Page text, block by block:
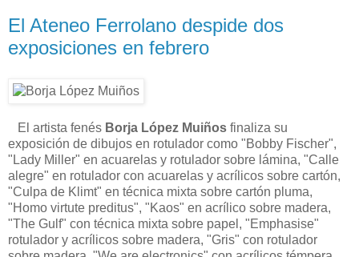
El Ateneo Ferrolano despide dos
exposiciones en febrero
El artista fenés Borja López Muiños finaliza su
exposición de dibujos en rotulador como "Bobby Fischer",
"Lady Miller" en acuarelas y rotulador sobre lámina, "Calle
alegre" en rotulador con acuarelas y acrílicos sobre cartón,
"Culpa de Klimt" en técnica mixta sobre cartón pluma,
"Homo virtute preditus", "Kaos" en acrílico sobre madera,
"The Gulf" con técnica mixta sobre papel, "Emphasise"
rotulador y acrílicos sobre madera, "Gris" con rotulador